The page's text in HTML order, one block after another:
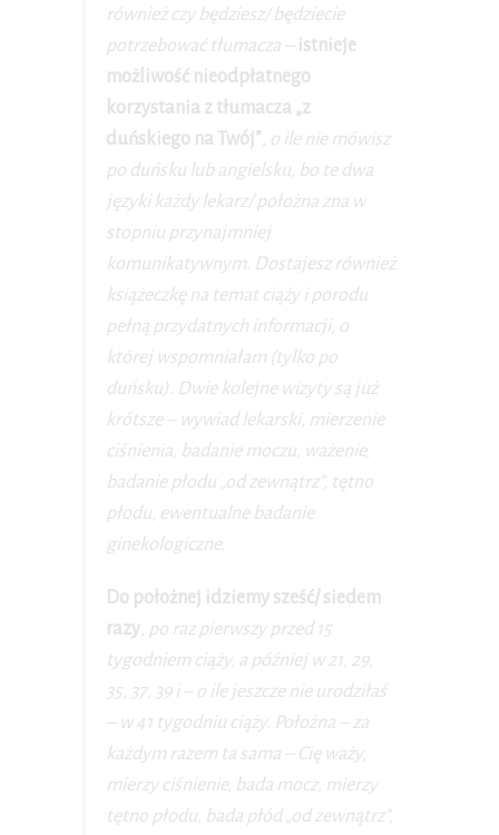
również czy będziesz/ będziecie
potrzebować tłumacza – istnieje
możliwość nieodpłatnego
korzystania z tłumacza „z
duńskiego na Twój”, o ile nie mówisz
po duńsku lub angielsku, bo te dwa
języki każdy lekarz/ położna zna w
stopniu przynajmniej
komunikatywnym. Dostajesz również
książeczkę na temat ciąży i porodu
pełną przydatnych informacji, o
której wspomniałam (tylko po
duńsku). Dwie kolejne wizyty są już
krótsze – wywiad lekarski, mierzenie
ciśnienia, badanie moczu, ważenie,
badanie płodu „od zewnątrz”, tętno
płodu, ewentualne badanie
ginekologiczne.
Do położnej idziemy sześć/ siedem
razy, po raz pierwszy przed 15
tygodniem ciąży, a później w 21, 29,
35, 37, 39 i – o ile jeszcze nie urodziłaś
– w 41 tygodniu ciąży. Położna – za
każdym razem ta sama – Cię waży,
mierzy ciśnienie, bada mocz, mierzy
tętno płodu, bada płód „od zewnątrz”,